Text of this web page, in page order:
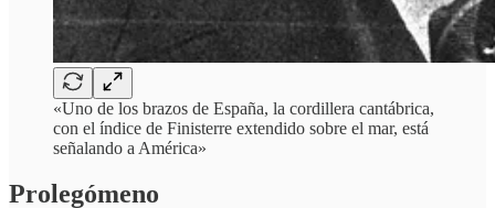
«Uno de los brazos de España, la cordillera cantábrica,
con el índice de Finisterre extendido sobre el mar, está
señalando a América»
Prolegómeno